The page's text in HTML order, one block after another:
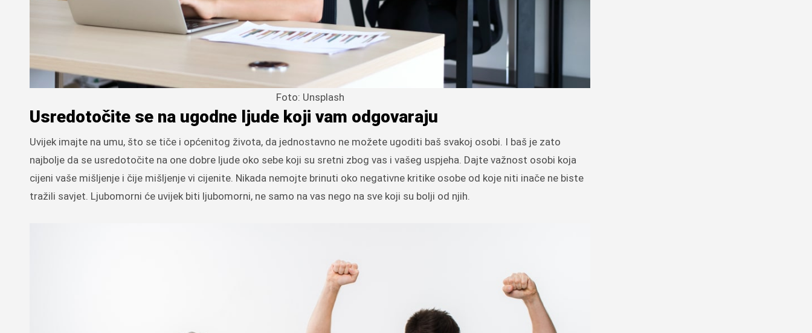
Foto: Unsplash
Usredotočite se na ugodne ljude koji vam odgovaraju
Uvijek imajte na umu, što se tiče i općenitog života, da jednostavno ne možete ugoditi baš svakoj osobi. I baš je zato
najbolje da se usredotočite na one dobre ljude oko sebe koji su sretni zbog vas i vašeg uspjeha. Dajte važnost osobi koja
cijeni vaše mišljenje i čije mišljenje vi cijenite. Nikada nemojte brinuti oko negativne kritike osobe od koje niti inače ne biste
tražili savjet. Ljubomorni će uvijek biti ljubomorni, ne samo na vas nego na sve koji su bolji od njih.